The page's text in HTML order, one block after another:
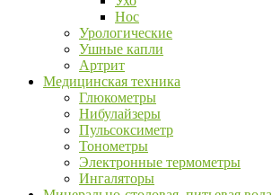
Нос
Урологические
Ушные капли
Артрит
Медицинская техника
Глюкометры
Нибулайзеры
Пульсоксиметр
Тонометры
Электронные термометры
Ингаляторы